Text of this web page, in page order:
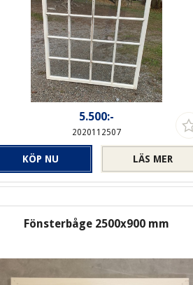
5.500:-
2020112507
LÄS MER
KÖP NU
Fönsterbåge 2500x900 mm